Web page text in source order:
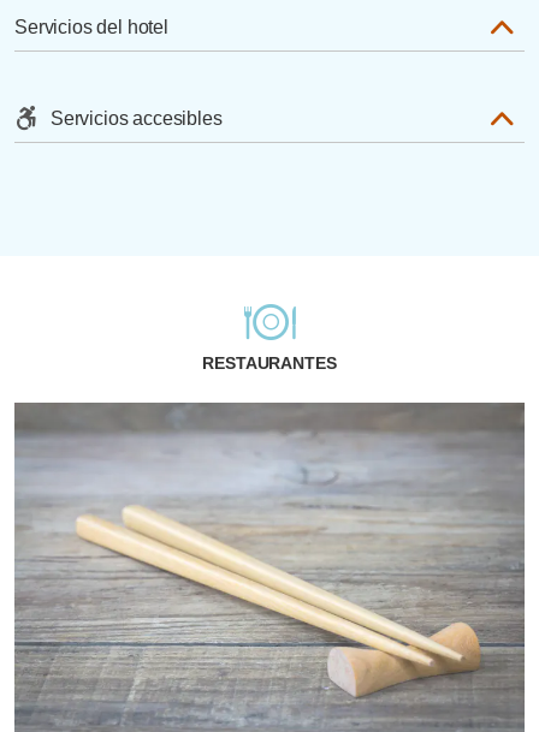
Servicios del hotel
Servicios accesibles
RESTAURANTES